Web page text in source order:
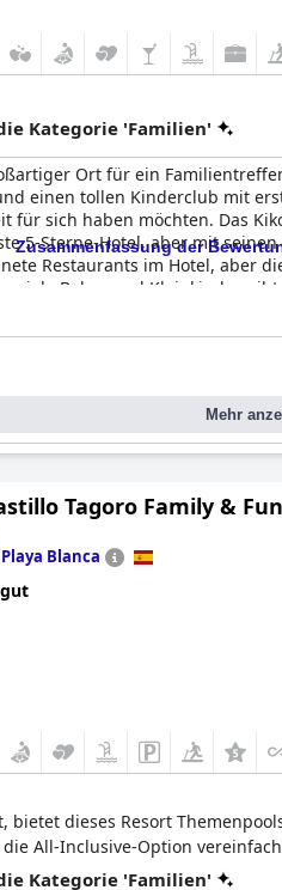
Kategorie 'Familien'
Ort für ein
einen tollen Kinderclub mit
für sich haben möchten. Das
5-Sterne-Hotel, aber mit
Restaurants im Hotel, aber
viele Babys und Kleinkinder
ist das
Zusammenfassung der
Mehr
Tagoro Family &
Playa Blanca
bietet dieses Resort
All-Inclusive-Option
Kategorie 'Familien'